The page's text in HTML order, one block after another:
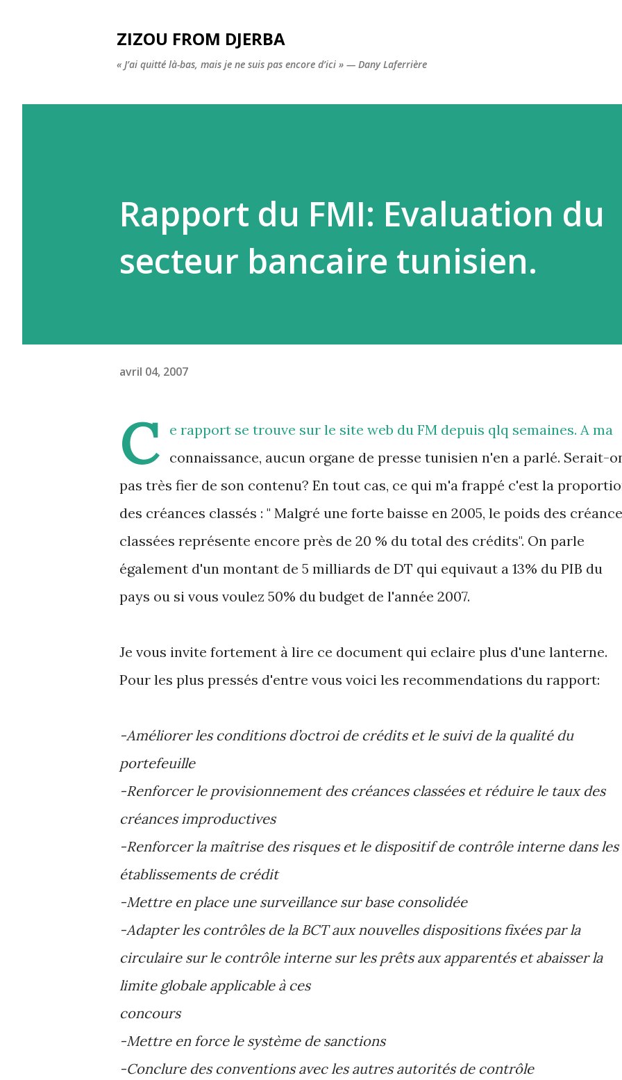
ZIZOU FROM DJERBA
« J’ai quitté là-bas, mais je ne suis pas encore d’ici » — Dany Laferrière
Rapport du FMI: Evaluation du
secteur bancaire tunisien.
avril 04, 2007
C e rapport se trouve sur le site web du FM depuis qlq semaines. A ma
connaissance, aucun organe de presse tunisien n'en a parlé. Serait-
pas très fier de son contenu? En tout cas, ce qui m'a frappé c'est la
des créances classés : " Malgré une forte baisse en 2005, le poids des
classées représente encore près de 20 % du total des crédits". On parle
également d'un montant de 5 milliards de DT qui equivaut a 13% du PIB du
pays ou si vous voulez 50% du budget de l'année 2007.
Je vous invite fortement à lire ce document qui eclaire plus d'une lanterne.
Pour les plus pressés d'entre vous voici les recommendations du rapport:
-Améliorer les conditions d’octroi de crédits et le suivi de la qualité du
portefeuille
-Renforcer le provisionnement des créances classées et réduire le taux des
créancesimproductives
-Renforcer la maîtrise des risques et le dispositif de contrôle interne dans les
établissements de crédit
-Mettre en place une surveillance sur base consolidée
-Adapter les contrôles de la BCT aux nouvelles dispositions fixées par la
circulaire sur le contrôle interne sur les prêts aux apparentés et abaisser la
limite globale applicable à ces
concours
-Mettre en force le système de sanctions
-Conclure des conventions avec les autres autorités de contrôle